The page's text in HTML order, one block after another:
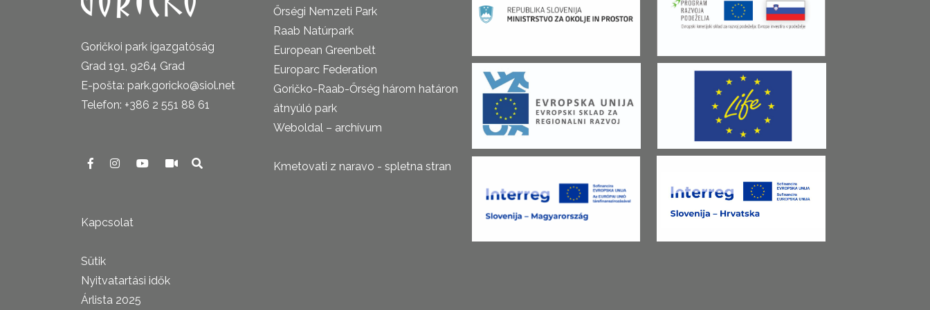
Goričkoi park igazgatóság
Grad 191, 9264 Grad
E-pošta: park.goricko@siol.net
Telefon: +386 2 551 88 61
Kapcsolat
Sütik
Nyitvatartási idők
Árlista 2025
Őrségi Nemzeti Park
Raab Natúrpark
European Greenbelt
Europarc Federation
Goričko-Raab-Őrség három határon
átnyúló park
Weboldal – archívum
Kmetovati z naravo - spletna stran